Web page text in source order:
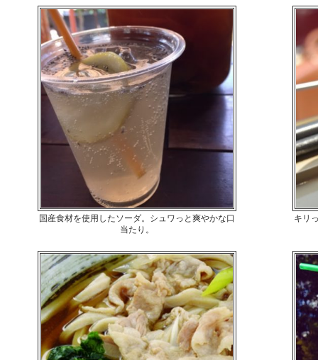
国産食材を使用したソーダ。シュワっと爽やかな口
当たり。
キリ